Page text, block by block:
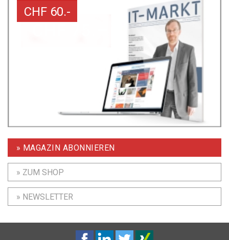
CHF 60.-
» MAGAZIN ABONNIEREN
» ZUM SHOP
» NEWSLETTER